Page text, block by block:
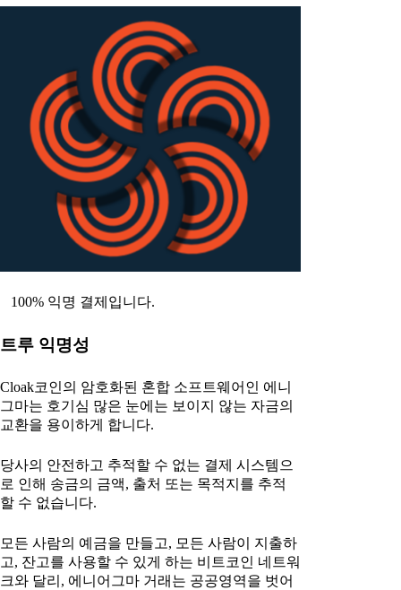
100% 익명 결제입니다.
트루 익명성
Cloak코인의 암호화된 혼합 소프트웨어인 에니
그마는 호기심 많은 눈에는 보이지 않는 자금의
교환을 용이하게 합니다.
당사의 안전하고 추적할 수 없는 결제 시스템으
로 인해 송금의 금액, 출처 또는 목적지를 추적
할 수 없습니다.
모든 사람의 예금을 만들고, 모든 사람이 지출하
고, 잔고를 사용할 수 있게 하는 비트코인 네트워
크와 달리, 에니어그마 거래는 공공영역을 벗어